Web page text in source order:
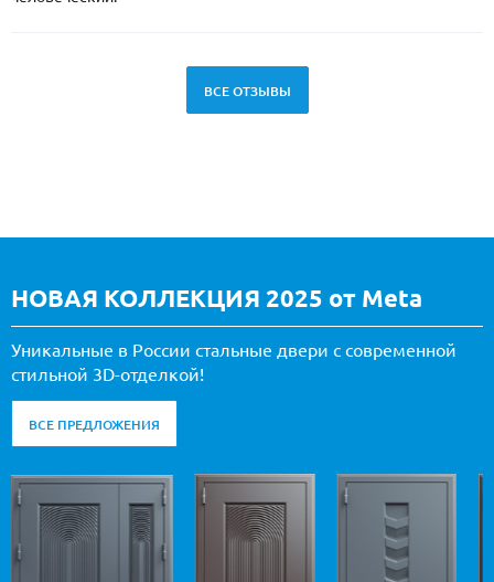
ВСЕ ОТЗЫВЫ
НОВАЯ КОЛЛЕКЦИЯ 2025 от Meta
Уникальные в России стальные двери с современной
стильной 3D-отделкой!
ВСЕ ПРЕДЛОЖЕНИЯ